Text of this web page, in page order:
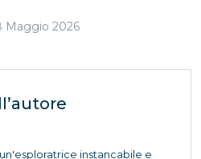
Maggio 2026
instancabile e